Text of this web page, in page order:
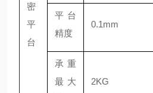
密
平
台
平台
精度
0.1mm
承重
最大
2KG